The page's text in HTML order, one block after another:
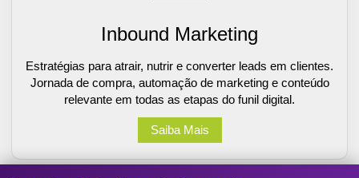
Inbound Marketing
Estratégias para atrair, nutrir e converter leads em clientes.
Jornada de compra, automação de marketing e conteúdo
relevante em todas as etapas do funil digital.
Saiba Mais